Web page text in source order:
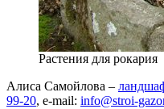
Растения для рокария
Алиса Самойлова –
99-20, e-mail: info@stroi-